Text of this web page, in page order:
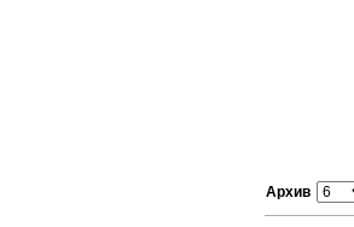
Архив